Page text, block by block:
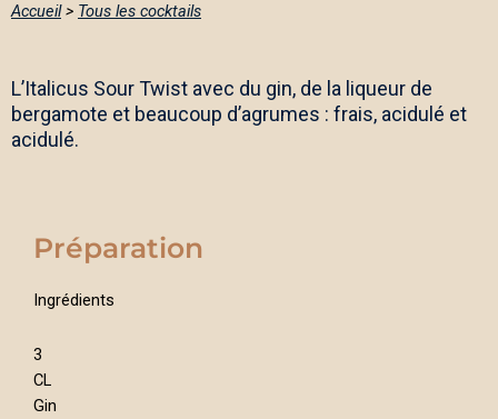
Accueil > Tous les cocktails
L’Italicus Sour Twist avec du gin, de la liqueur de
bergamote et beaucoup d’agrumes : frais, acidulé et
acidulé.
Préparation
Ingrédients
3
CL
Gin